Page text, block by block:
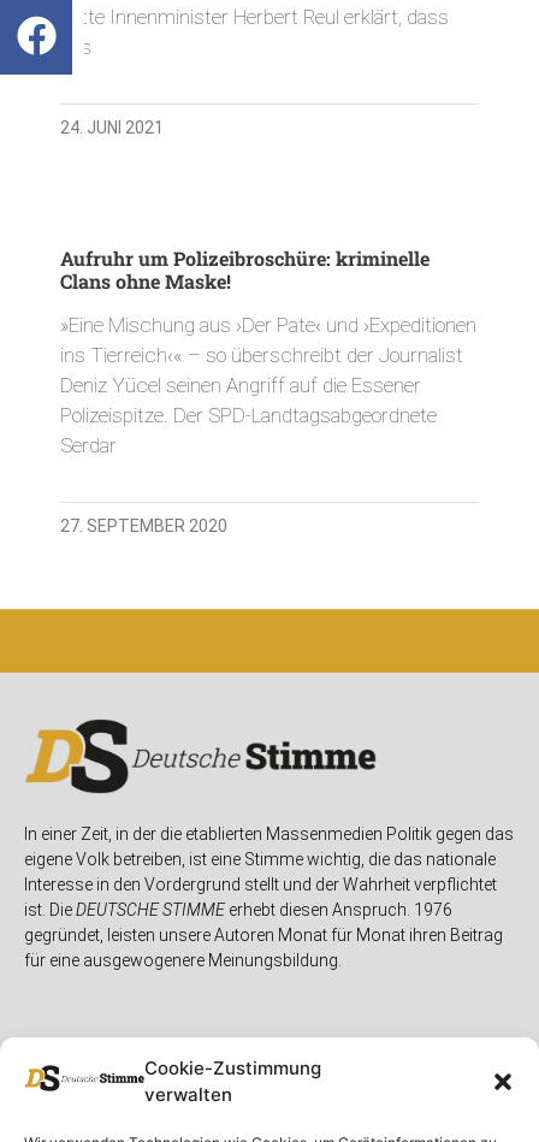
Cookie-Zustimmung
verwalten
hatte Innenminister Herbert Reul erklärt, dass
das
24. JUNI 2021
Aufruhr um Polizeibroschüre: kriminelle
Clans ohne Maske!
»Eine Mischung aus ›Der Pate‹ und ›Expeditionen
ins Tierreich‹« – so überschreibt der Journalist
Deniz Yücel seinen Angriff auf die Essener
Polizeispitze. Der SPD-Landtagsabgeordnete
Serdar
27. SEPTEMBER 2020
In einer Zeit, in der die etablierten Massenmedien Politik gegen das
eigene Volk betreiben, ist eine Stimme wichtig, die das nationale
Interesse in den Vordergrund stellt und der Wahrheit verpflichtet
ist. DieDEUTSCHE STIMMEerhebt diesen Anspruch. 1976
gegründet, leisten unsere Autoren Monat für Monat ihren Beitrag
für eine ausgewogenere Meinungsbildung.